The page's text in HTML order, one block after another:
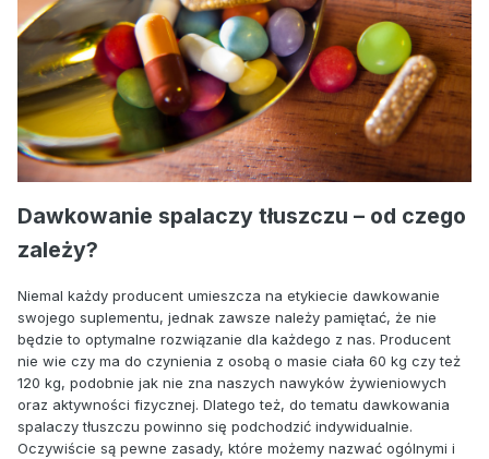
Dawkowanie spalaczy tłuszczu – od czego
zależy?
Niemal każdy producent umieszcza na etykiecie dawkowanie
swojego suplementu, jednak zawsze należy pamiętać, że nie
będzie to optymalne rozwiązanie dla każdego z nas. Producent
nie wie czy ma do czynienia z osobą o masie ciała 60 kg czy też
120 kg, podobnie jak nie zna naszych nawyków żywieniowych
oraz aktywności fizycznej. Dlatego też, do tematu dawkowania
spalaczy tłuszczu powinno się podchodzić indywidualnie.
Oczywiście są pewne zasady, które możemy nazwać ogólnymi i